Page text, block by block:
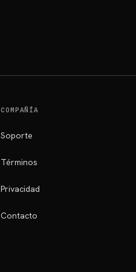
COMPAÑÍA
Soporte
Términos
Privacidad
Contacto